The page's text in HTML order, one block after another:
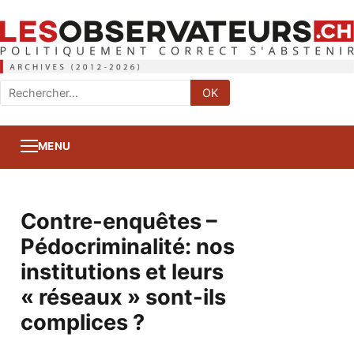
Rechercher
:
OK
MENU
Contre-enquêtes –
Pédocriminalité: nos
institutions et leurs
« réseaux » sont-ils
complices ?